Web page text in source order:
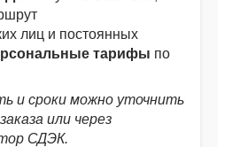
лиц и постоянных
тарифы по
и сроки можно уточнить
или через
СДЭК.